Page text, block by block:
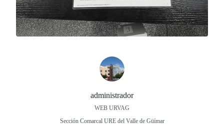
administrador
WEB URVAG
Sección Comarcal URE del Valle de Güímar